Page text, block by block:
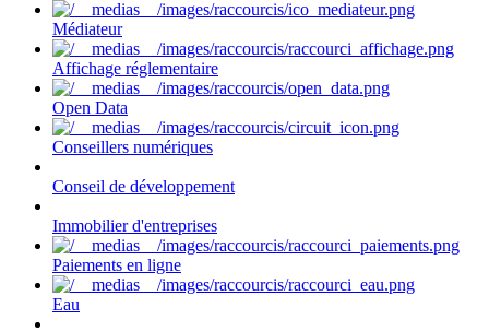
Médiateur
Affichage réglementaire
Open Data
Conseillers numériques
Conseil de développement
Immobilier d'entreprises
Paiements en ligne
Eau